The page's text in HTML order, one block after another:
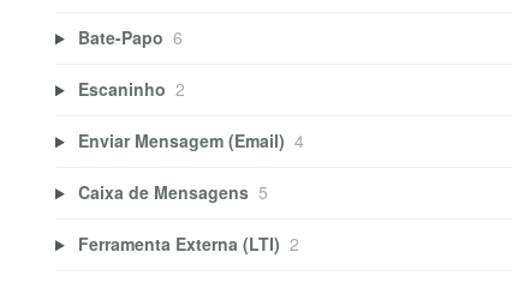
Bate-Papo 6
Escaninho 2
Enviar Mensagem (Email) 4
Caixa de Mensagens 5
Ferramenta Externa (LTI) 2